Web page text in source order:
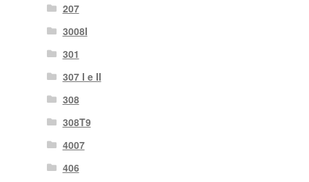
207
3008I
301
307 I e II
308
308T9
4007
406